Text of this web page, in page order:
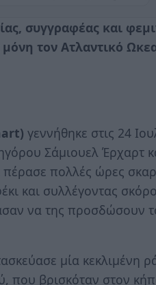
συγγραφέας και
τον Ατλαντικό
γεννήθηκε στις 24
Σάμιουελ Έρχαρτ
πέρασε πολλές ώρες
και συλλέγοντας
να της προσδώσουν
μία κεκλιμένη
που βρισκόταν στον